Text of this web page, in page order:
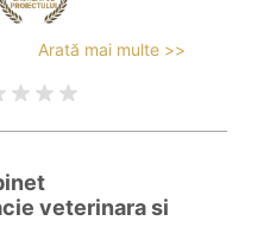
Arată mai multe >>
veterinara si